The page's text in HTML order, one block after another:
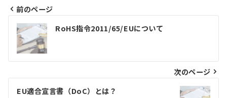
投
稿
ナ
ビ
ゲ
前のページ
RoHS指令2011/65/EUについて
次のページ
EU適合宣言書（DoC）とは？